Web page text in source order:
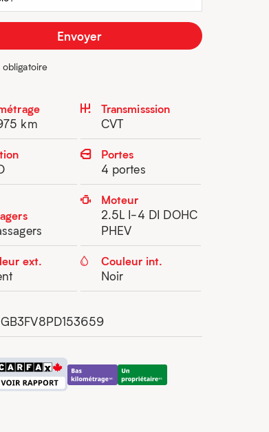
km
Transmisssion
CVT
Portes
4 portes
Moteur
2.5L I-4 DI DOHC
PHEV
ext.
Couleur int.
Noir